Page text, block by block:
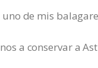
de mis
a conservar a